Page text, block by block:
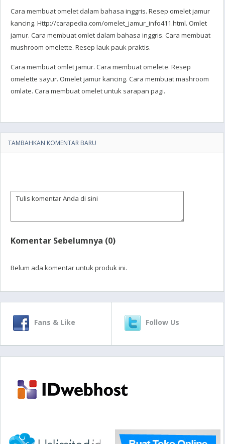
Cara membuat omelet dalam bahasa inggris. Resep omelet jamur
kancing. Http://carapedia.com/omelet_jamur_info411.html. Omlet
jamur. Cara membuat omlet dalam bahasa inggris. Cara membuat
mushroom omelette. Resep lauk pauk praktis.
Cara membuat omlet jamur. Cara membuat omelete. Resep
omelette sayur. Omelet jamur kancing. Cara membuat mashroom
omlate. Cara membuat omelet untuk sarapan pagi.
TAMBAHKAN KOMENTAR BARU
Komentar Sebelumnya (0)
Belum ada komentar untuk produk ini.
Fans & Like Follow Us